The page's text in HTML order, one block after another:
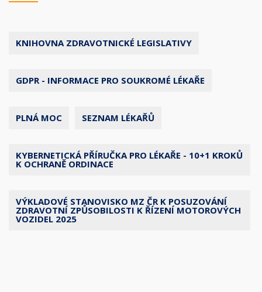
KNIHOVNA ZDRAVOTNICKÉ LEGISLATIVY
GDPR - INFORMACE PRO SOUKROMÉ LÉKAŘE
PLNÁ MOC SEZNAM LÉKAŘŮ
KYBERNETICKÁ PŘÍRUČKA PRO LÉKAŘE - 10+1 KROKŮ
K OCHRANĚ ORDINACE
VÝKLADOVÉ STANOVISKO MZ ČR K POSUZOVÁNÍ
ZDRAVOTNÍ ZPŮSOBILOSTI K ŘÍZENÍ MOTOROVÝCH
VOZIDEL 2025